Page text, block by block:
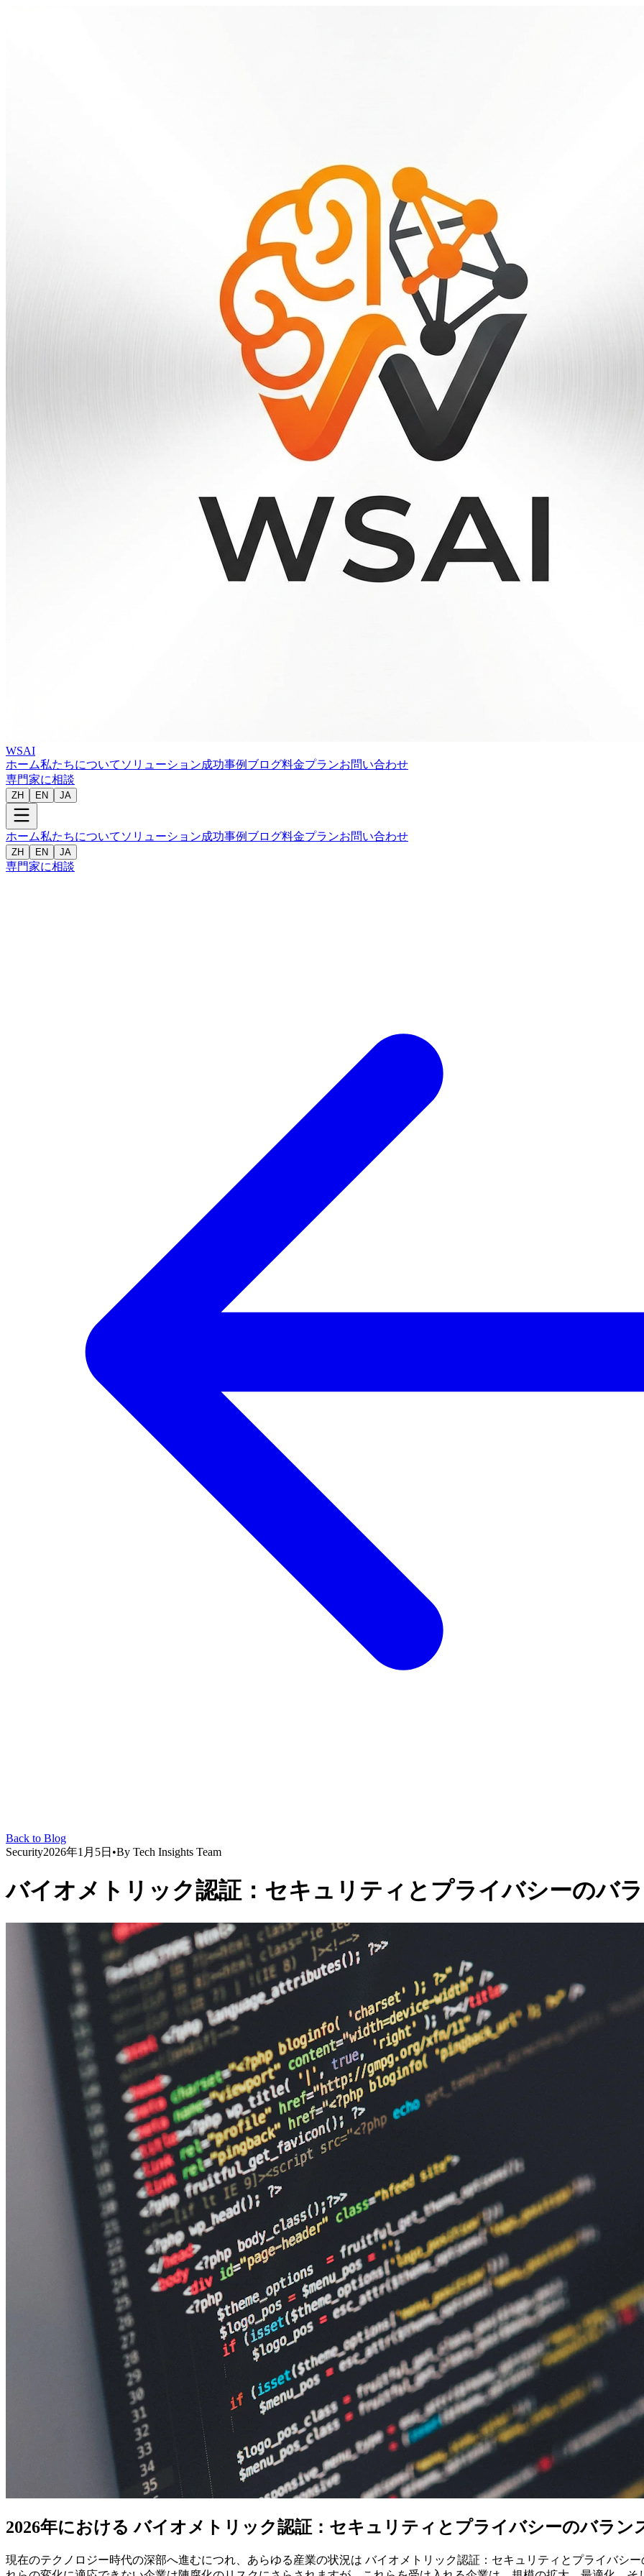
WSAI
ホーム私たちについて ソリューション成功事例 ブログ料金プランお問い合わせ
専門家に相談
ZH EN JA
ホーム私たちについて ソリューション成功事例 ブログ料金プランお問い合わせ
ZH EN JA
専門家に相談
Back to Blog
Security2026年1月5日 •By Tech Insights Team
バイオメトリック認証：セキュリティとプライバシーのバ
2026年における バイオメトリック認証：セキュリティとプライバシーのバラン
現在のテクノロジー時代の深部へ進むにつれ、あらゆる産業の状況は バイオメトリック認証：セキュリティとプライバシ